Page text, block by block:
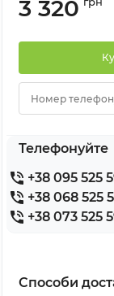
3 320
Номер
Телефонуйте
+38 095 525
+38 068 525
+38 073 525
Способи